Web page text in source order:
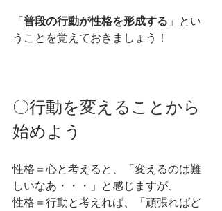
「 普段の行動が性格を形成する」とい
うことを覚えておきましょう！
〇行動を変えることから
始めよう
性格＝心と考えると、「変えるのは難
しいなあ・・・」と感じますが、
性格＝行動と考えれば、「頑張ればど